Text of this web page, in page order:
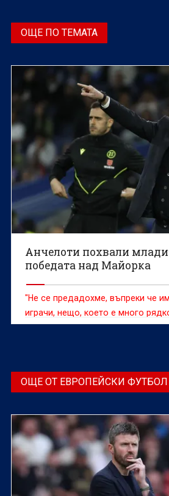
ОЩЕ ПО ТЕМАТА
Анчелоти похвали
победата над Майорка
"Не се предадохме, въпреки че
играчи, нещо, което е много
на Реал
ОЩЕ ОТ ЕВРОПЕЙСКИ ФУТБОЛ